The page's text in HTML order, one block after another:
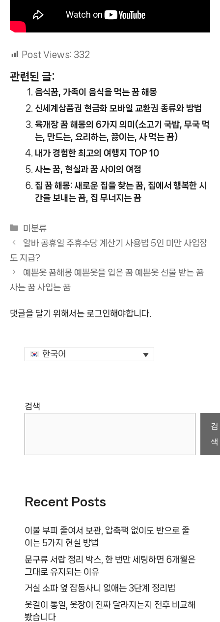
Post Views: 332
관련된 글:
음식꿈, 가족이 음식을 먹는 꿈 해몽
신세계상품권 현금화 모바일 교환권 종류와 방법
육개장 꿈 해몽의 6가지 의미(소고기 국밥, 무국 먹
는, 만드는, 요리하는, 끓이는, 사 먹는 꿈)
내가 경험한 최고의 여행지 TOP 10
사는 꿈, 현실과 꿈 사이의 여정
집 꿈 해몽: 새로운 집을 찾는 꿈, 집에서 행복한 시
간을 보내는 꿈, 집 무너지는 꿈
카
테
리
미분류
알바 공휴일 주휴수당 계산기 사용법 5인 미만 사업장
도 지급?
예쁜옷 꿈해몽 예쁜옷을 입은 꿈 예쁜옷 선물 받는 꿈
사는 꿈 사입는 꿈
댓글을 달기 위해서는 로그인해야합니다.
한국어
검색
검
색
Recent Posts
이불 부피 줄여서 보관, 압축팩 없이도 반으로 줄
이는 5가지 현실 방법
문구류 서랍 정리 박스, 한 번만 세팅하면 6개월은
그대로 유지되는 이유
거실 소파 옆 잡동사니 없애는 3단계 정리법
옷걸이 통일, 옷장이 진짜 달라지는지 전후 비교해
봤습니다